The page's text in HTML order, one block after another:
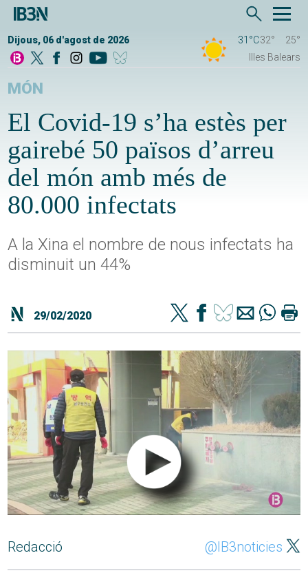
Dijous, 06 d'agost de 2026 31°C32°
25°
Illes Balears
MÓN
El Covid-19 s’ha estès per
gairebé 50 països d’arreu
del món amb més de
80.000 infectats
A la Xina el nombre de nous infectats ha
disminuit un 44%
29/02/2020
Redacció @IB3noticies